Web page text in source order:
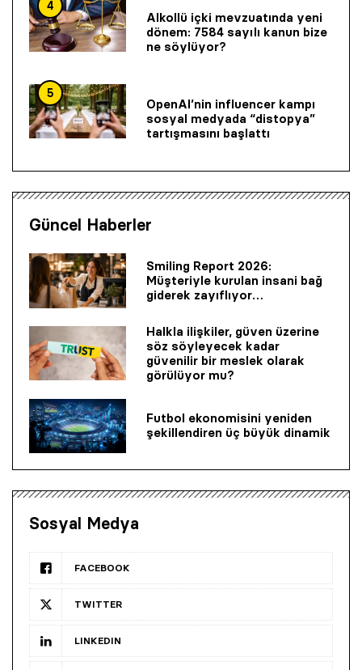
4
Alkollü içki mevzuatında yeni
dönem: 7584 sayılı kanun bize
ne söylüyor?
5
OpenAI’nin influencer kampı
sosyal medyada “distopya”
tartışmasını başlattı
Güncel Haberler
Smiling Report 2026:
Müşteriyle kurulan insani bağ
giderek zayıflıyor…
Halkla ilişkiler, güven üzerine
söz söyleyecek kadar
güvenilir bir mes­lek olarak
görülüyor mu?
Futbol ekonomisini yeniden
şekillendiren üç büyük dinamik
Sosyal Medya
FACEBOOK
TWITTER
LINKEDIN